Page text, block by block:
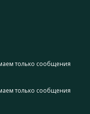
только сообщения
только сообщения